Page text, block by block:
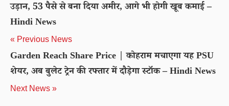
उड़ान, 53 पैसे से बना दिया अमीर, आगे भी होगी खूब कमाई –
Hindi News
« Previous News
Garden Reach Share Price | कोहराम मचाएगा यह PSU
शेयर, अब बुलेट ट्रेन की रफ्तार में दौड़ेगा स्टॉक – Hindi News
Next News »